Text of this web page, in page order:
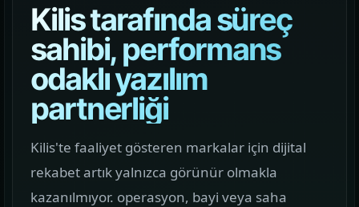
Müşteri Paneli
01 Hakkımızda
Yapının arkasındaki yaklaşımı ve çalışma dilini
görün.
Kilis tarafında süreç
sahibi, performans
odaklı yazılım
partnerliği
Kilis'te faaliyet gösteren markalar için dijital
rekabet artık yalnızca görünür olmakla
kazanılmıyor. operasyon, bayi veya saha